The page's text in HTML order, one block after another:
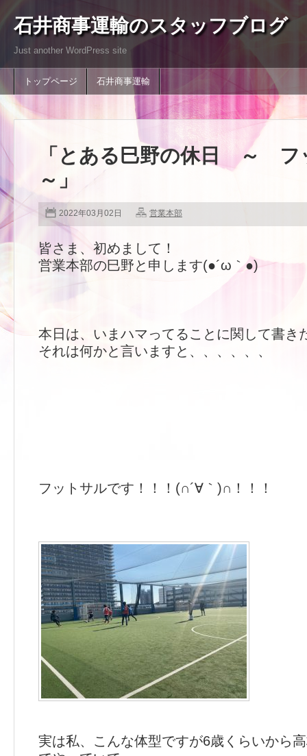
石井商事運輸のスタッフブログ
Just another WordPress site
トップページ 石井商事運輸
「とある巳野の休日 ～
～」
2022年03月02日 営業本部
皆さま、初めまして！
営業本部の巳野と申します(●´ω｀●)
本日は、いまハマってることに関して書き
それは何かと言いますと、、、、、、
フットサルです！！！(∩´∀｀)∩！！！
実は私、こんな体型ですが6歳くらいから